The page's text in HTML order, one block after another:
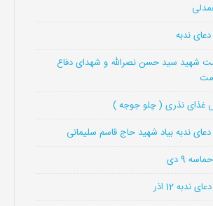
ندبه
شهید سید حسن نصرالله و شهدای دفاع
ندبه بیاد شهید حاج قاسم سلیمانی
9 دی
12 اذر